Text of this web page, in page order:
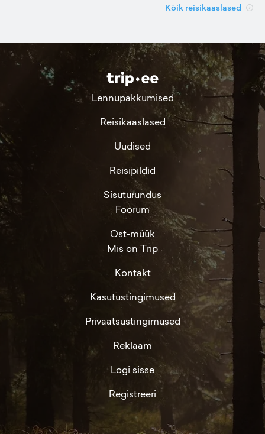
Kõik reisikaaslased
Lennupakkumised
Reisikaaslased
Uudised
Reisipildid
Sisuturundus
Foorum
Ost-müük
Mis on Trip
Kontakt
Kasutustingimused
Privaatsustingimused
Reklaam
Logi sisse
Registreeri